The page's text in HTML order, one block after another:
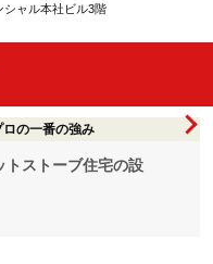
ャル本社ビル3階
ロの一番の強み
トストーブ住宅の設